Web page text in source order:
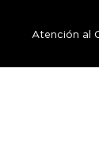
Atención al